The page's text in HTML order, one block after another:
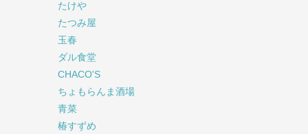
たけや
たつみ屋
玉春
ダル食堂
CHACO'S
ちょもらんま酒場
青菜
椿すずめ